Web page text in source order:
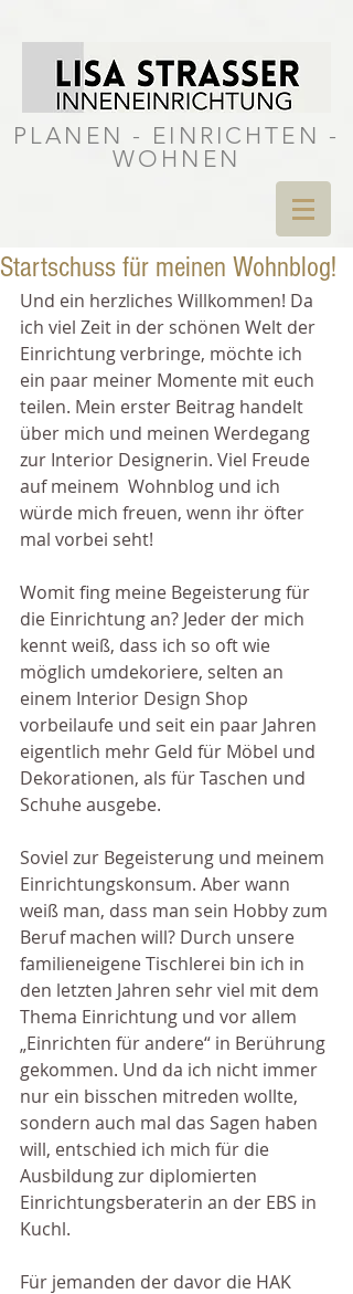
PLANEN - EINRICHTEN -
WOHNEN
Startschuss für meinen Wohnblog!
Und ein herzliches Willkommen! Da
ich viel Zeit in der schönen Welt der
Einrichtung verbringe, möchte ich
ein paar meiner Momente mit euch
teilen. Mein erster Beitrag handelt
über mich und meinen Werdegang
zur Interior Designerin. Viel Freude
auf meinem  Wohnblog und ich
würde mich freuen, wenn ihr öfter
mal vorbei seht!
Womit fing meine Begeisterung für
die Einrichtung an? Jeder der mich
kennt weiß, dass ich so oft wie
möglich umdekoriere, selten an
einem Interior Design Shop
vorbeilaufe und seit ein paar Jahren
eigentlich mehr Geld für Möbel und
Dekorationen, als für Taschen und
Schuhe ausgebe.
Soviel zur Begeisterung und meinem
Einrichtungskonsum. Aber wann
weiß man, dass man sein Hobby zum
Beruf machen will? Durch unsere
familieneigene Tischlerei bin ich in
den letzten Jahren sehr viel mit dem
Thema Einrichtung und vor allem
„Einrichten für andere“ in Berührung
gekommen. Und da ich nicht immer
nur ein bisschen mitreden wollte,
sondern auch mal das Sagen haben
will, entschied ich mich für die
Ausbildung zur diplomierten
Einrichtungsberaterin an der EBS in
Kuchl.
Für jemanden der davor die HAK